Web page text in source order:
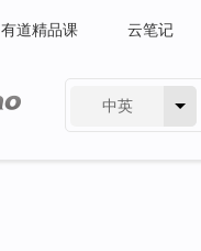
有道精品课 云笔记
中英